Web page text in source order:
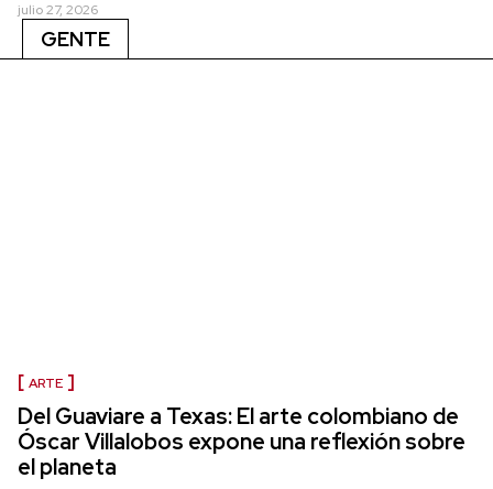
julio 27, 2026
GENTE
ARTE
Del Guaviare a Texas: El arte colombiano de
Óscar Villalobos expone una reflexión sobre
el planeta